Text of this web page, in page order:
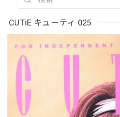
CUTiE キューティ 025